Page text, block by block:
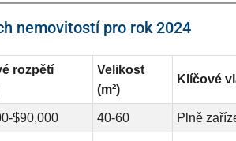
nemovitostí pro rok 2024
rozpětí
Velikost
(m²)
Klíčové
$90,000 40-60 Plně